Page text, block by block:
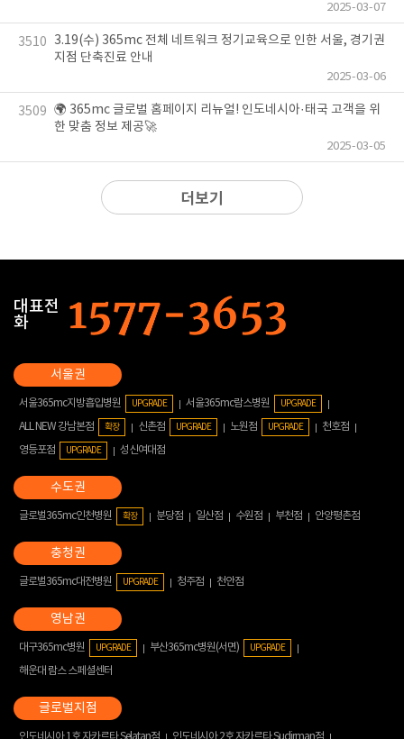
2025-03-07
3510
3.19(수) 365mc 전체 네트워크 정기교육으로 인한 서울, 경기권
지점 단축진료 안내
2025-03-06
3509 🌍 365mc 글로벌 홈페이지 리뉴얼! 인도네시아·태국 고객을 위
한 맞춤 정보 제공🚀
2025-03-05
더보기
대표전
화
서울365mc지방흡입병원 UPGRADE 서울365mc람스병원 UPGRADE
ALL NEW 강남본점 확장 신촌점 UPGRADE 노원점 UPGRADE
천호점
영등포점
UPGRADE 성신여대점
글로벌365mc인천병원 확장 분당점 일산점 수원점 부천점 안양평촌점
글로벌365mc대전병원 UPGRADE 청주점 천안점
대구365mc병원 UPGRADE 부산365mc병원(서면) UPGRADE
해운대 람스 스페셜센터
인도네시아 1호 자카르타 Selatan점
인도네시아 2호 자카르타 Sudirman점